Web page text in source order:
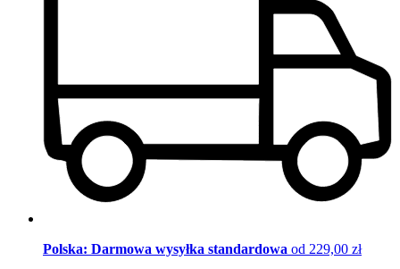
Polska: Darmowa wysyłka standardowa od 229,00 zł